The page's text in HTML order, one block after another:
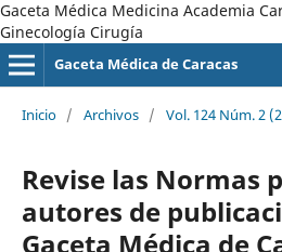
Gaceta Médica Medicina Academia
Ginecología Cirugía
Gaceta Médica de Caracas
Inicio / Archivos / Vol. 124 Núm. 2
Revise las Normas
autores de
Gaceta Médica de